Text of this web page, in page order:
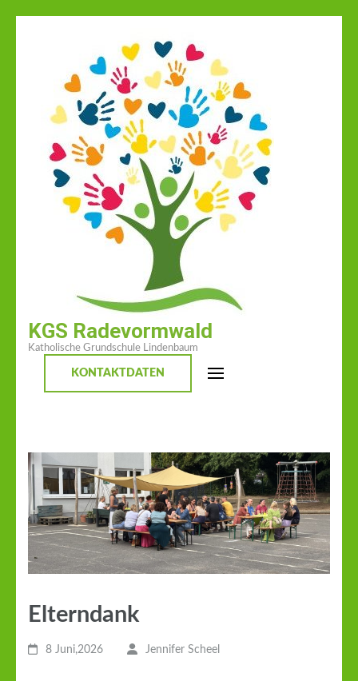
drücken)
KGS Radevormwald
Katholische Grundschule Lindenbaum
KONTAKTDATEN
Elterndank
8 Juni,2026 Jennifer Scheel